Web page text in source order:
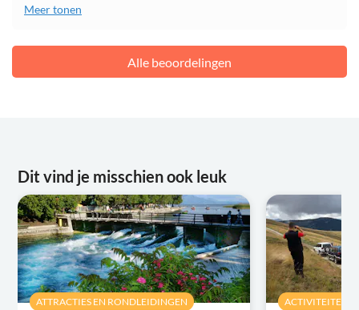
Meer tonen
Alle beoordelingen
Dit vind je misschien ook leuk
ATTRACTIES EN RONDLEIDINGEN ACTIVITEITEN